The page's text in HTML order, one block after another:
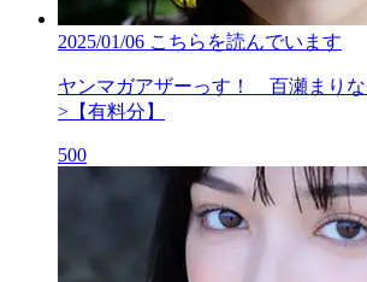
2025/01/06 こちらを読んでいます
ヤンマガアザーっす！ 百瀬まりな
>【有料分】
500